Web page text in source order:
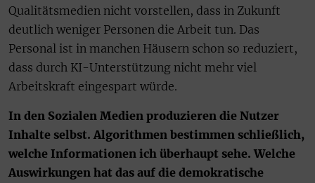
Qualitätsmedien nicht vorstellen, dass in Zukunft
deutlich weniger Personen die Arbeit tun. Das
Personal ist in manchen Häusern schon so reduziert,
dass durch KI-Unterstützung nicht mehr viel
Arbeitskraft eingespart würde.
In den Sozialen Medien produzieren die Nutzer
Inhalte selbst. Algorithmen bestimmen schließlich,
welche Informationen ich überhaupt sehe. Welche
Auswirkungen hat das auf die demokratische